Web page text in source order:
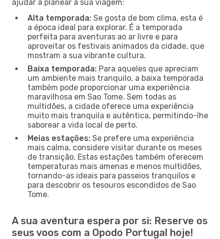
ajudar a planear a sua viagem:
Alta temporada: Se gosta de bom clima, esta é
a época ideal para explorar. É a temporada
perfeita para aventuras ao ar livre e para
aproveitar os festivais animados da cidade, que
mostram a sua vibrante cultura.
Baixa temporada: Para aqueles que apreciam
um ambiente mais tranquilo, a baixa temporada
também pode proporcionar uma experiência
maravilhosa em Sao Tome. Sem todas as
multidões, a cidade oferece uma experiência
muito mais tranquila e autêntica, permitindo-lhe
saborear a vida local de perto.
Meias estações: Se prefere uma experiência
mais calma, considere visitar durante os meses
de transição. Estas estações também oferecem
temperaturas mais amenas e menos multidões,
tornando-as ideais para passeios tranquilos e
para descobrir os tesouros escondidos de Sao
Tome.
A sua aventura espera por si: Reserve os
seus voos com a Opodo Portugal hoje!